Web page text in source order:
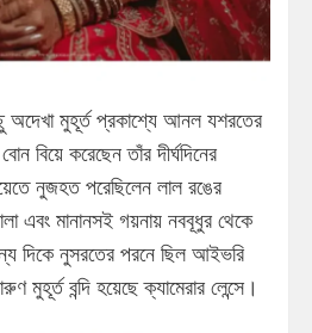
অদেখা মুহূর্ত প্রকাশ্যে আনল যশরতের
বিয়ে করেছেন তাঁর দীর্ঘদিনের
নুজহত পরেছিলেন লাল রঙের
এবং মানানসই গয়নায় নববূধুর থেকে
দিকে নুসরতের পরনে ছিল আইভরি
মুহূর্ত বন্দি হয়েছে ক্যামেরার লেন্সে।